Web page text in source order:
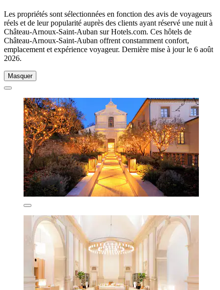
Les propriétés sont sélectionnées en fonction des avis de voyageurs
réels et de leur popularité auprès des clients ayant réservé une nuit à
Château-Arnoux-Saint-Auban sur Hotels.com. Ces hôtels de
Château-Arnoux-Saint-Auban offrent constamment confort,
emplacement et expérience voyageur. Dernière mise à jour le 6 août
2026.
Masquer